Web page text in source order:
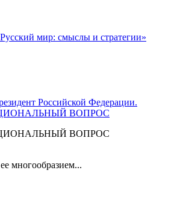
мир: смыслы и стратегии»
Российской Федерации.
ВОПРОС
ВОПРОС
многообразием...